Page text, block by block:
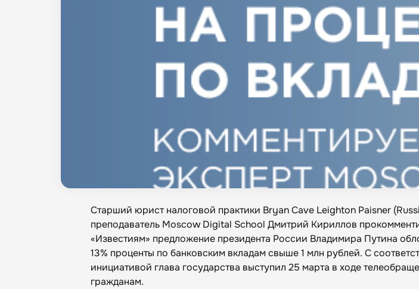
Старший юрист налоговой практики Bryan Cave Leighton Paisner
преподаватель Moscow Digital School Дмитрий Кириллов
«Известиям» предложение президента России Владимира Путина
13% проценты по банковским вкладам свыше 1 млн рублей. С
инициативой глава государства выступил 25 марта в ходе
гражданам.